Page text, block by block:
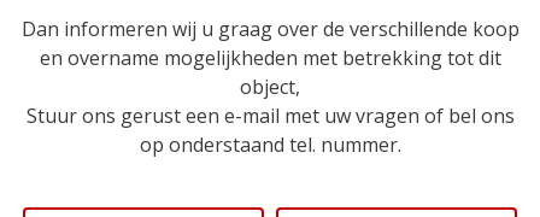
Dan informeren wij u graag over de verschillende koop
en overname mogelijkheden met betrekking tot dit
object,
Stuur ons gerust een e-mail met uw vragen of bel ons
op onderstaand tel. nummer.